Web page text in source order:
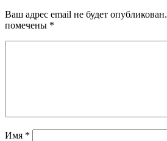
Ваш адрес email не будет опубликован.
помечены *
Имя *